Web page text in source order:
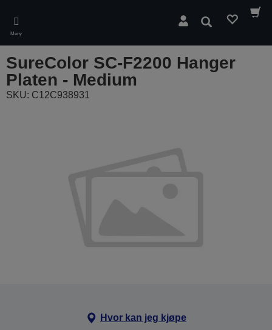
main
content
Meny
Søk
SureColor SC-F2200 Hanger
Platen - Medium
SKU: C12C938931
Hvor kan jeg kjøpe